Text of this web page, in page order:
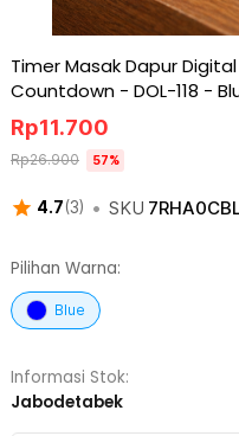
Timer Masak Dapur
Countdown - DOL-118 -
4.7(3) • SKU
Rp11.700
Rp26.900 57%
Pilihan Warna:
Blue
Informasi Stok:
Jabodetabek